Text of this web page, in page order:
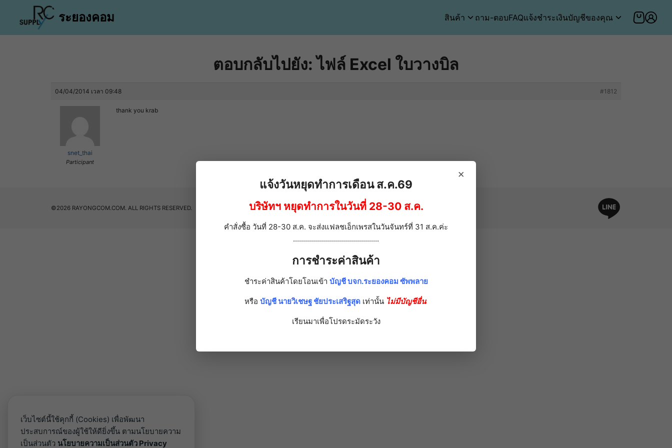
ระยองคอม สินค้า ถาม-ตอบFAQแจ้งชำระเงินบัญชีของคุณ
ตอบกลับไปยัง: ไฟล์ Excel ใบวางบิล
04/04/2014 เวลา 09:48 #1812
snet_thai
Participant
thank you krab
©2026 RAYONGCOM.COM. ALL RIGHTS RESERVED.
เว็บไซต์นี้ใช้คุกกี้ (Cookies) เพื่อพัฒนา
ประสบการณ์ของผู้ใช้ให้ดียิ่งขึ้น ตามนโยบายความ
เป็นส่วนตัว นโยบายความเป็นส่วนตัว Privacy
×
แจ้งวันหยุดทำการเดือน ส.ค.69
บริษัทฯ หยุดทำการในวันที่ 28-30 ส.ค.
คำสั่งซื้อ วันที่ 28-30 ส.ค. จะส่งแฟลชเอ็กเพรสในวันจันทร์ที่ 31 ส.ค.ค่ะ
...........................................
การชำระค่าสินค้า
ชำระค่าสินค้าโดยโอนเข้า บัญชี บจก.ระยองคอม ซัพพลาย
หรือ บัญชี นายวิเชษฐ ชัยประเสริฐสุด เท่านั้น ไม่มีบัญชีอื่น
เรียนมาเพื่อโปรดระมัดระวัง